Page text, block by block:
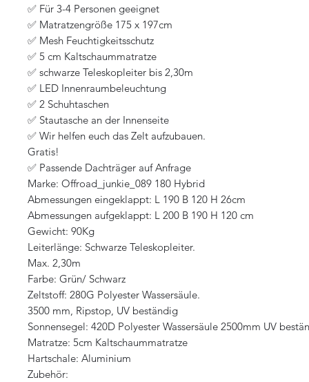
✅ Für 3-4 Personen geeignet
✅ Matratzengröße 175 x 197cm
✅ Mesh Feuchtigkeitsschutz
✅ 5 cm Kaltschaummatratze
✅ schwarze Teleskopleiter bis 2,30m
✅ LED Innenraumbeleuchtung
✅ 2 Schuhtaschen
✅ Stautasche an der Innenseite
✅ Wir helfen euch das Zelt aufzubauen.
Gratis!
✅ Passende Dachträger auf Anfrage
Marke: Offroad_junkie_089 180 Hybrid
Abmessungen eingeklappt: L 190 B 120 H 26cm
Abmessungen aufgeklappt: L 200 B 190 H 120 cm
Gewicht: 90Kg
Leiterlänge: Schwarze Teleskopleiter.
Max. 2,30m
Farbe: Grün/ Schwarz
Zeltstoff: 280G Polyester Wassersäule.
3500 mm, Ripstop, UV beständig
Sonnensegel: 420D Polyester Wassersäule 2500mm UV
Matratze: 5cm Kaltschaummatratze
Hartschale: Aluminium
Zubehör: